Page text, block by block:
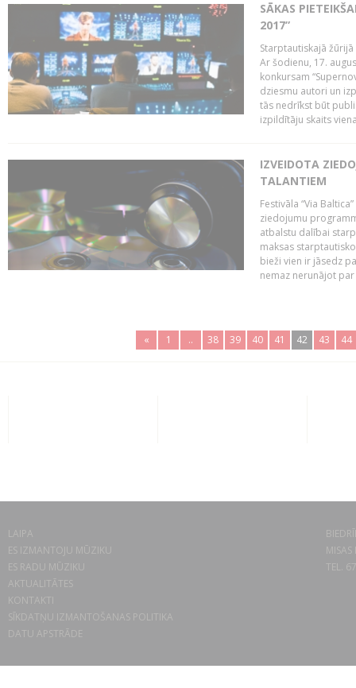
SĀKAS
2017”
Starptautiskajā
Ar šodienu, 17.
konkursam
dziesmu autori un
tās nedrīkst būt
izpildītāju skaits
IZVEIDOTA
TALANTIEM
Festivāla “Via
ziedojumu
atbalstu dalībai
maksas
bieži vien ir jāsedz
nemaz nerunājot
« 1 .. 38 39 40 41 42 43 44
LAIPA
ES IZMANTOJU MŪZIKU
ES RADU MŪZIKU
AKTUALITĀTES
KONTAKTI
SĪKDATŅU IZMANTOŠANAS POLITIKA
DATU APSTRĀDE
TEL.